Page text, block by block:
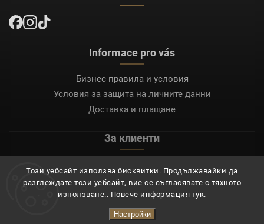
Този уебсайт използва бисквитки. Продължавайки да
разглеждате този уебсайт, вие се съгласявате с тяхното
използване.. Повече информация тук.
Настройки
Informace pro vás
Бизнес правила и условия
Условия за защита на личните данни
Доставка и плащане
За клиенти
Регистрация
Вход